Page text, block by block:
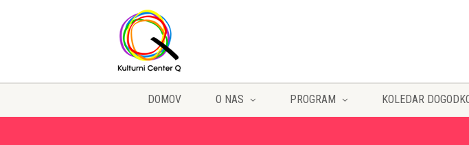
DOMOV O NAS PROGRAM KOLEDAR